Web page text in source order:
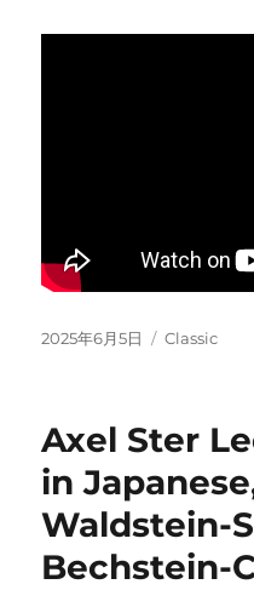
Posted
2025年6月5日 Categories
Classic
Axel Ster
in
Waldstein-
Bechstein-